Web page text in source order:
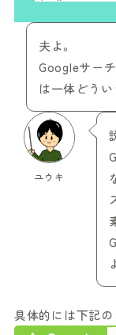
夫よ。
Googleサー
は一体どう
ユウキ
具体的には下記の